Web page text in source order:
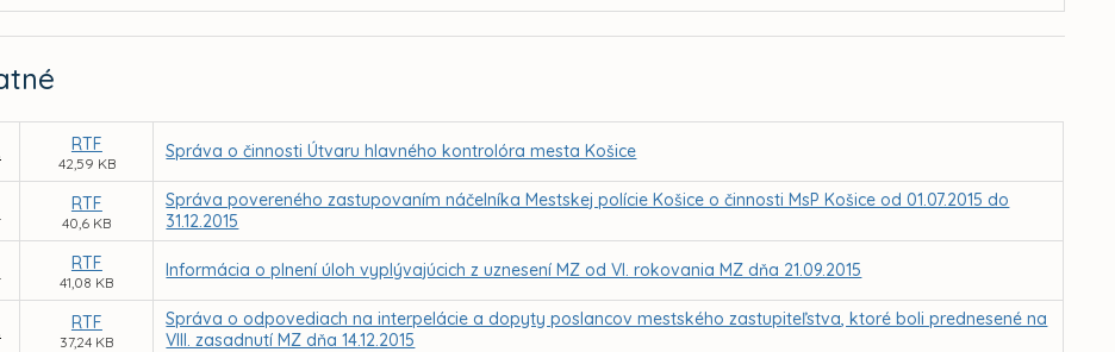
RTF
42,59 KB
Správa o činnosti Útvaru hlavného kontrolóra mesta Košice
RTF
40,6 KB
Správa povereného zastupovaním náčelníka Mestskej polície Košice o činnosti MsP Košice od 01.07.2015 do
31.12.2015
RTF
41,08 KB
Informácia o plnení úloh vyplývajúcich z uznesení MZ od VI. rokovania MZ dňa 21.09.2015
RTF
37,24 KB
Správa o odpovediach na interpelácie a dopyty poslancov mestského zastupiteľstva, ktoré boli prednesené na
VIII. zasadnutí MZ dňa 14.12.2015